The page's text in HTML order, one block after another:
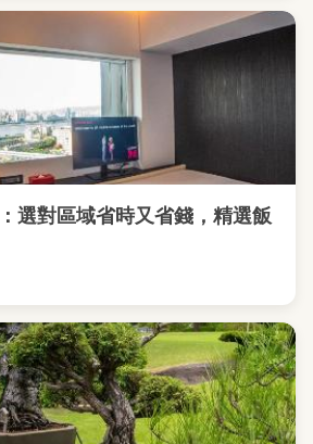
選對區域省時又省錢，精選飯